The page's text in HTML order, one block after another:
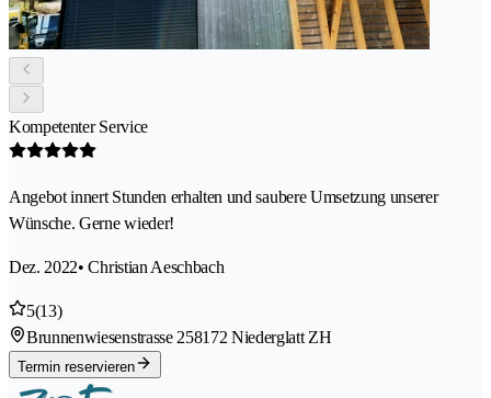
Kompetenter Service
Angebot innert Stunden erhalten und saubere Umsetzung unserer
Wünsche. Gerne wieder!
Dez. 2022• Christian Aeschbach
5(13)
Brunnenwiesenstrasse 258172 Niederglatt ZH
Termin reservieren